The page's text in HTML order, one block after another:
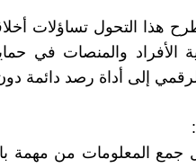
هذا التحول تساؤلات
الأفراد والمنصات في
إلى أداة رصد دائمة
جمع المعلومات من مهمة